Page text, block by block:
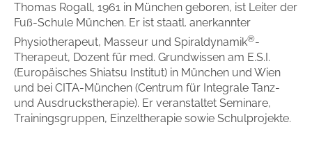
Abenteuer & Wissen
Ratgeber und Sachbuch
Reihen
Jobs
Handel
Presse
Blogger und Influencer
Thomas Rogall, 1961 in München geboren, ist Leiter der
Fuß-Schule München. Er ist staatl. anerkannter
Physiotherapeut, Masseur und Spiraldynamik®-
Therapeut, Dozent für med. Grundwissen am E.S.I.
(Europäisches Shiatsu Institut) in München und Wien
und bei CITA-München (Centrum für Integrale Tanz-
und Ausdruckstherapie). Er veranstaltet Seminare,
Trainingsgruppen, Einzeltherapie sowie Schulprojekte.